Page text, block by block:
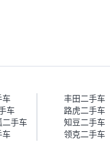
台的分期需要到当地
车 丰田二手车
车 路虎二手车
二手车 知豆二手车
车 领克二手车